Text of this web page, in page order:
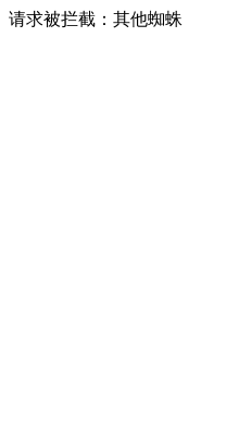
请求被拦截：其他蜘蛛